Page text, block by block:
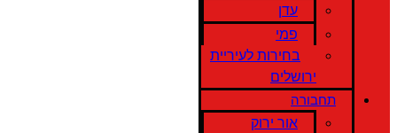
עדן
פמי
בחירות לעיריית
ירושלים
תחבורה
אור ירוק